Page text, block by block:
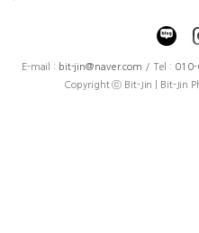
E-mail : bit-jin@naver.com / Tel : 010-
Copyright ⓒ Bit-Jin | Bit-Jin